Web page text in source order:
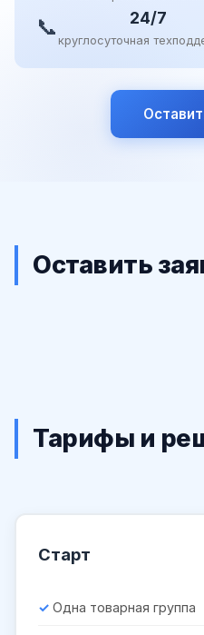
📞 24/7
круглосуточная
Оставить
Тарифы и
Старт
Одна товарная группа